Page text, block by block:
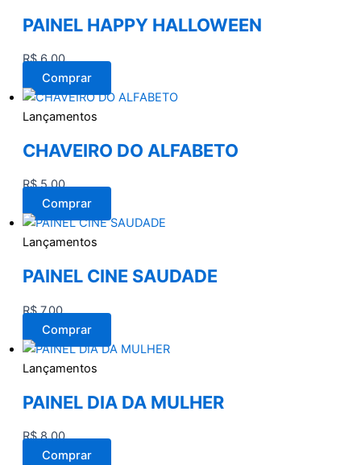
PAINEL HAPPY HALLOWEEN
R$6,00
Comprar
Lançamentos
CHAVEIRO DO ALFABETO
R$5,00
Comprar
Lançamentos
PAINEL CINE SAUDADE
R$7,00
Comprar
Lançamentos
PAINEL DIA DA MULHER
R$8,00
Comprar